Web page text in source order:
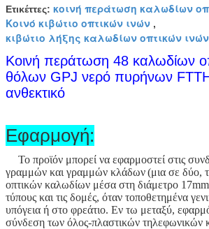
Ετικέττες: κοινή περάτωση καλωδίων
Κοινό κιβώτιο οπτικών ινών ,
κιβώτιο λήξης καλωδίων οπτικών ινών
Κοινή περάτωση 48 καλωδίων
θόλων GPJ νερό πυρήνων
ανθεκτικό
Εφαρμογή:
Το προϊόν μπορεί να εφαρμοστεί στις
γραμμών και γραμμών κλάδων(μια σε δύο,
οπτικών καλωδίων μέσα στη διάμετρο
τύπους και τις δομές, όταν τοποθετημένα
υπόγεια ή στο φρεάτιο. Εν τω μεταξύ,
σύνδεση των όλος-πλαστικών τηλεφωνικών